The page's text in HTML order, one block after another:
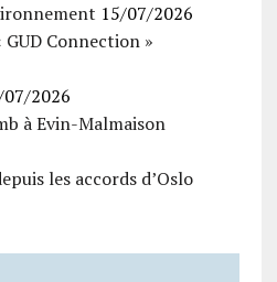
15/07/2026
Connection »
07/2026
à Evin-Malmaison
les accords d’Oslo